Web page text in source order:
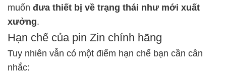
muốn đưa thiết bị về trạng thái như mới xuất
xưởng.
Hạn chế của pin Zin chính hãng
Tuy nhiên vẫn có một điểm hạn chế bạn cần cân
nhắc: